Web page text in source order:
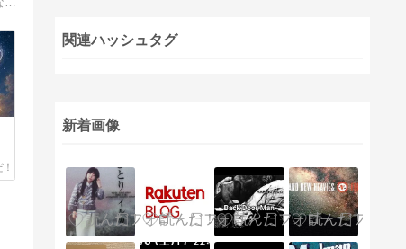
関連ハッシュタグ
新着画像